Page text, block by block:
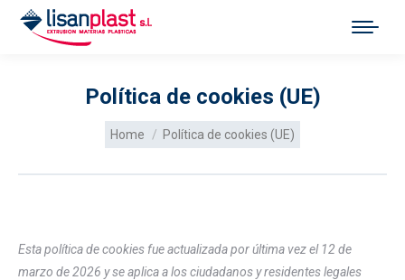
Política de cookies (UE)
You are here:
Home Política de cookies (UE)
Esta política de cookies fue actualizada por última vez el 12 de
marzo de 2026 y se aplica a los ciudadanos y residentes legales